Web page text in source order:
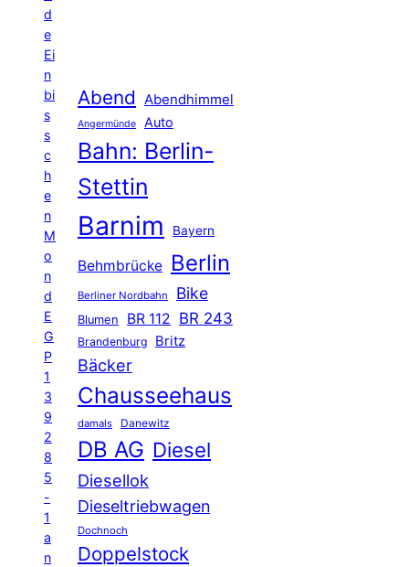
d
e
Ei
n
bi
s
s
c
h
e
n
M
o
n
d
E
G
P
1
3
9
2
8
5
-
1
a
n
Abend Abendhimmel
Angermünde Auto
Bahn: Berlin-
Stettin
Barnim Bayern
Behmbrücke Berlin
Berliner Nordbahn Bike
Blumen BR 112 BR 243
Brandenburg Britz
Bäcker
Chausseehaus
damals Danewitz
DB AG Diesel
Diesellok
Dieseltriebwagen
Dochnoch
Doppelstock